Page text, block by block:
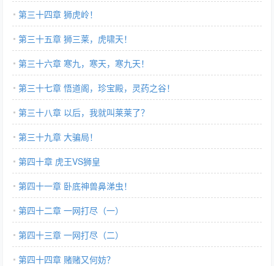
第三十四章 狮虎岭！
第三十五章 狮三莱，虎啸天！
第三十六章 寒九，寒天，寒九天！
第三十七章 悟道阁，珍宝殿，灵药之谷！
第三十八章 以后，我就叫莱莱了？
第三十九章 大骗局！
第四十章 虎王VS狮皇
第四十一章 卧底神兽鼻涕虫！
第四十二章 一网打尽（一）
第四十三章 一网打尽（二）
第四十四章 赌赌又何妨？